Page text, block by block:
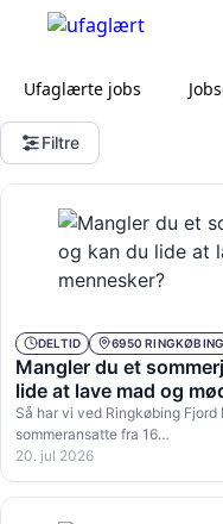
Ufaglærte jobs
Filtre
DELTID 6950 RINGKØBING
Mangler du et
lide at lave mad og
Så har vi ved Ringkøbing
sommeransatte fra 16…
20. jul 2026